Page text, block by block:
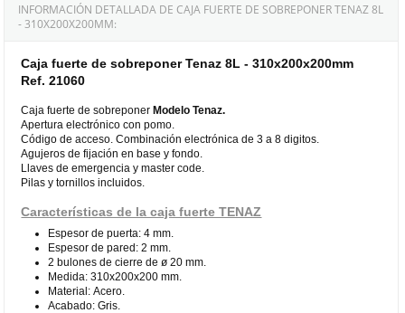
INFORMACIÓN DETALLADA DE CAJA FUERTE DE SOBREPONER TENAZ 8L
- 310X200X200MM:
Caja fuerte de sobreponer Tenaz 8L - 310x200x200mm
Ref. 21060
Caja fuerte de sobreponerModelo Tenaz.
Apertura electrónico con pomo.
Código de acceso. Combinación electrónica de 3 a 8 digitos.
Agujeros de fijación en base y fondo.
Llaves de emergencia y master code.
Pilas y tornillos incluidos.
Características de la caja fuerte TENAZ
Espesor de puerta: 4 mm.
Espesor de pared: 2 mm.
2 bulones de cierre de ø 20 mm.
Medida: 310x200x200 mm.
Material: Acero.
Acabado: Gris.